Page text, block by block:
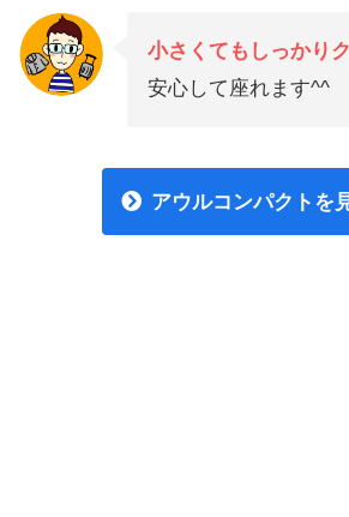
小さくてもしっかり
安心して座れます^^
アウルコンパクトを